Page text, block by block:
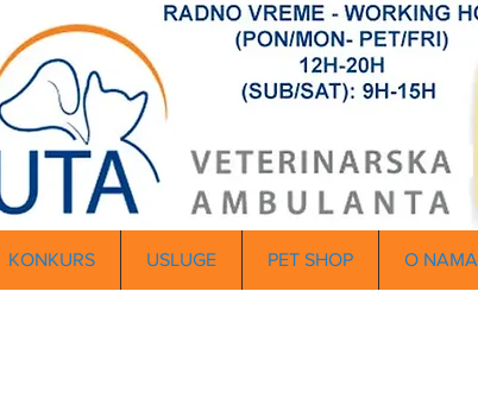
KONKURS USLUGE PET SHOP O NAMA